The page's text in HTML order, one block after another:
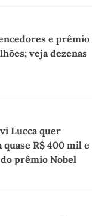
e prêmio
veja dezenas
Lucca quer
R$ 400 mil e
prêmio Nobel